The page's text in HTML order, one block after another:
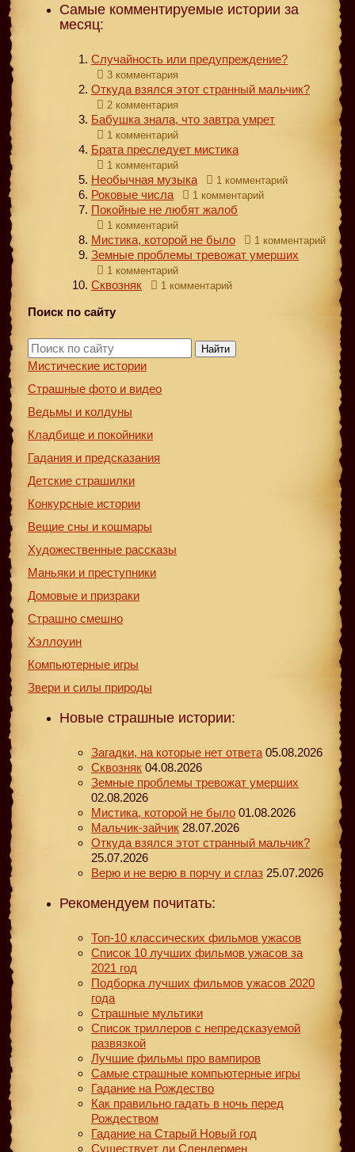
Самые комментируемые истории за
месяц:
Случайность или предупреждение?
3 комментария
Откуда взялся этот странный мальчик?
2 комментария
Бабушка знала, что завтра умрет
1 комментарий
Брата преследует мистика
1 комментарий
Необычная музыка 1 комментарий
Роковые числа 1 комментарий
Покойные не любят жалоб
1 комментарий
Мистика, которой не было 1 комментарий
Земные проблемы тревожат умерших
1 комментарий
Сквозняк 1 комментарий
Поиск по сайту
Найти
Мистические истории
Страшные фото и видео
Ведьмы и колдуны
Кладбище и покойники
Гадания и предсказания
Детские страшилки
Конкурсные истории
Вещие сны и кошмары
Художественные рассказы
Маньяки и преступники
Домовые и призраки
Страшно смешно
Хэллоуин
Компьютерные игры
Звери и силы природы
Новые страшные истории:
Загадки, на которые нет ответа 05.08.2026
Сквозняк 04.08.2026
Земные проблемы тревожат умерших
02.08.2026
Мистика, которой не было 01.08.2026
Мальчик-зайчик 28.07.2026
Откуда взялся этот странный мальчик?
25.07.2026
Верю и не верю в порчу и сглаз 25.07.2026
Рекомендуем почитать:
Топ-10 классических фильмов ужасов
Список 10 лучших фильмов ужасов за
2021 год
Подборка лучших фильмов ужасов 2020
года
Страшные мультики
Список триллеров с непредсказуемой
развязкой
Лучшие фильмы про вампиров
Самые страшные компьютерные игры
Гадание на Рождество
Как правильно гадать в ночь перед
Рождеством
Гадание на Старый Новый год
Существует ли Слендермен